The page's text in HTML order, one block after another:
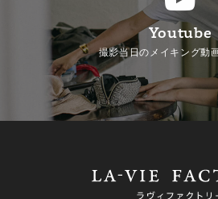
Youtube
撮影当日のメイキング動